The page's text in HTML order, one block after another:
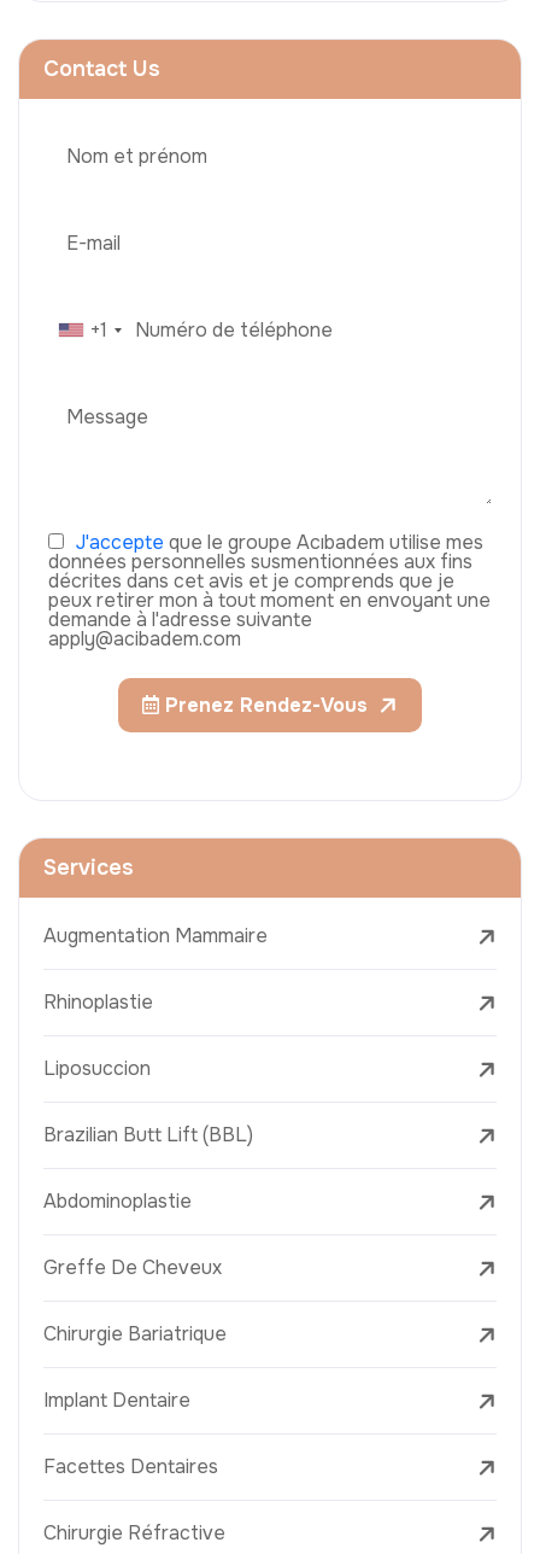
Contact Us
+1
J'accepte que le groupe Acıbadem utilise mes
données personnelles susmentionnées aux fins
décrites dans cet avis et je comprends que je
peux retirer mon à tout moment en envoyant une
demande à l'adresse suivante
apply@acibadem.com
Prenez Rendez-Vous
Services
Augmentation Mammaire
Rhinoplastie
Liposuccion
Brazilian Butt Lift (BBL)
Abdominoplastie
Greffe De Cheveux
Chirurgie Bariatrique
Implant Dentaire
Facettes Dentaires
Chirurgie Réfractive